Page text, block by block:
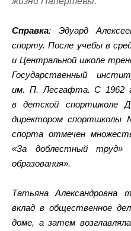
Справка: Эдуард
спорту. После учебы в
и Центральной школе
Государственный
им. П. Лесгафта. С 1962
в детской спортшколе
директором
спорта отмечен
«За доблестный
образования».
Татьяна Александровна
вклад в общественное
доме, а затем